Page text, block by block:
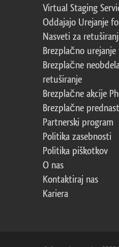
Virtual Staging
Oddajajo Urejanje
Nasveti za
Brezplačno
Brezplačne
retuširanje
Brezplačne akcije
Brezplačne
Partnerski program
Politika zasebnosti
Politika piškotkov
O nas
Kontaktiraj nas
Kariera